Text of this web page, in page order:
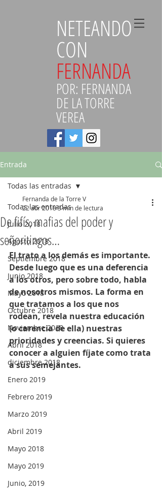
NETEANDO
CON
FERNANDA
POR: FERNANDA
DE LA TORRE
VEREA
Entrada
Todas las entradas
Julio 2018
Agosto 2018
Septiembre 2018
Junio 2018
Mayo 2018
Octubre 2018
Noviembre 2018
Abril 2018
diciembre 2018
Enero 2019
Febrero 2019
Marzo 2019
Abril 2019
Mayo 2018
Mayo 2019
Junio, 2019
Todas las entradas
De fifís, mafias del poder y
señoritingos…
Fernanda de la Torre V
22 abr 20183 min de lectura
El trato a los demás es importante.
Desde luego que es una deferencia
a los otros, pero sobre todo, habla
de nosotros mismos. La forma en
que tratamos a los que nos
rodean, revela nuestra educación
(o carencia de ella) nuestras
prioridades y creencias. Si quieres
conocer a alguien fíjate como trata
a sus semejantes.